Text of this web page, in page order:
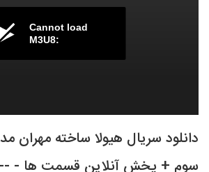
Cannot load
M3U8:
دانلود سریال هیولا ساخته
سوم + پخش آنلاین قسمت ها -